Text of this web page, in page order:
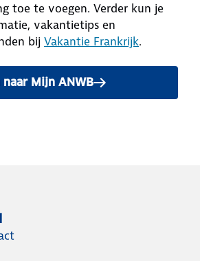
toe te voegen. Verder kun je
vakantietips en
bij Vakantie Frankrijk.
naar Mijn ANWB
om je huidige Wegenwacht